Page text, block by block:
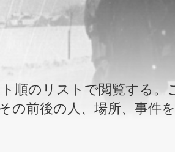
順のリストで閲覧する。
の前後の人、場所、事件